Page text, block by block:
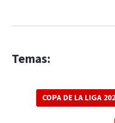
Temas:
COPA DE LA LIGA